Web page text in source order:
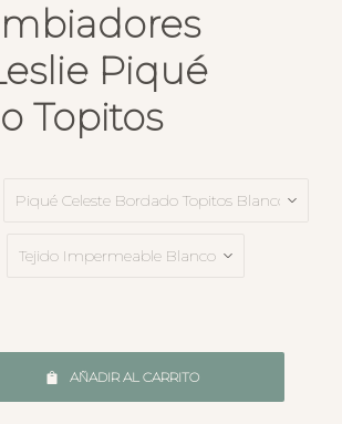
Piqué
Topitos
AÑADIR AL CARRITO